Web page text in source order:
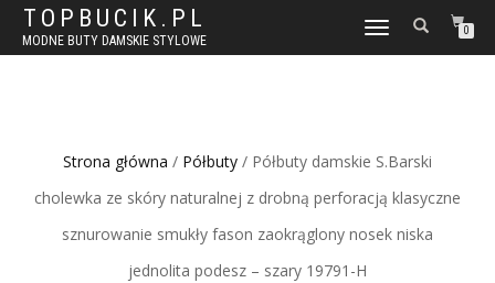
TOPBUCIK.PL
MODNE BUTY DAMSKIE STYLOWE
WŁĄCZ
NAWIGACJĘ
0
Strona główna / Półbuty / Półbuty damskie S.Barski
cholewka ze skóry naturalnej z drobną perforacją klasyczne
sznurowanie smukły fason zaokrąglony nosek niska
jednolita podesz – szary 19791-H